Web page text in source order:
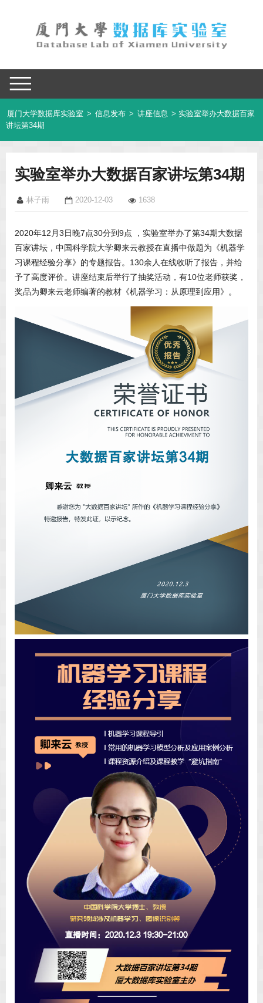
厦门大学数据库实验室 > 信息发布 > 讲座信息 > 实验室举办大数据百家
讲坛第34期
实验室举办大数据百家讲坛第34期
林子雨 2020-12-03 1638
2020年12月3日晚7点30分到9点 ，实验室举办了第34期大数据
百家讲坛，中国科学院大学卿来云教授在直播中做题为《机器学
习课程经验分享》的专题报告。130余人在线收听了报告，并给
予了高度评价。讲座结束后举行了抽奖活动，有10位老师获奖，
奖品为卿来云老师编著的教材《机器学习：从原理到应用》。